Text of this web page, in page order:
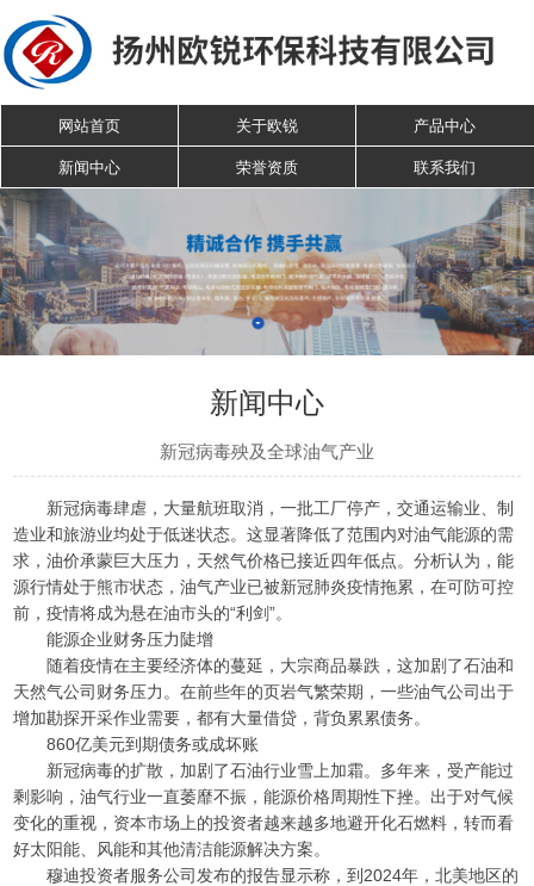
网站首页 关于欧锐 产品中心
新闻中心 荣誉资质 联系我们
新闻中心
新冠病毒殃及全球油气产业
新冠病毒肆虐，大量航班取消，一批工厂停产，交通运输业、制
造业和旅游业均处于低迷状态。这显著降低了范围内对油气能源的需
求，油价承蒙巨大压力，天然气价格已接近四年低点。分析认为，能
源行情处于熊市状态，油气产业已被新冠肺炎疫情拖累，在可防可控
前，疫情将成为悬在油市头的“利剑”。
能源企业财务压力陡增
随着疫情在主要经济体的蔓延，大宗商品暴跌，这加剧了石油和
天然气公司财务压力。在前些年的页岩气繁荣期，一些油气公司出于
增加勘探开采作业需要，都有大量借贷，背负累累债务。
860亿美元到期债务或成坏账
新冠病毒的扩散，加剧了石油行业雪上加霜。多年来，受产能过
剩影响，油气行业一直萎靡不振，能源价格周期性下挫。出于对气候
变化的重视，资本市场上的投资者越来越多地避开化石燃料，转而看
好太阳能、风能和其他清洁能源解决方案。
穆迪投资者服务公司发布的报告显示称，到2024年，北美地区的